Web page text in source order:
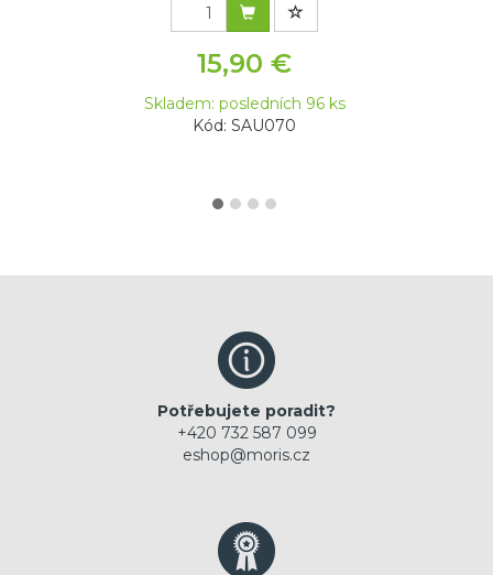
15,90 €
Skladem: posledních 96 ks
Kód: SAU070
Potřebujete poradit?
+420 732 587 099
eshop@moris.cz